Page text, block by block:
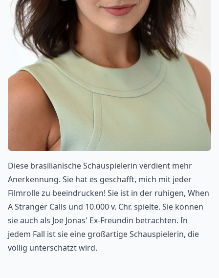
Diese brasilianische Schauspielerin verdient mehr
Anerkennung. Sie hat es geschafft, mich mit jeder
Filmrolle zu beeindrucken! Sie ist in der ruhigen, When
A Stranger Calls und 10.000 v. Chr. spielte. Sie können
sie auch als Joe Jonas' Ex-Freundin betrachten. In
jedem Fall ist sie eine großartige Schauspielerin, die
völlig unterschätzt wird.